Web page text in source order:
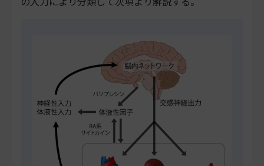
の入力により分類して次項より解説する。